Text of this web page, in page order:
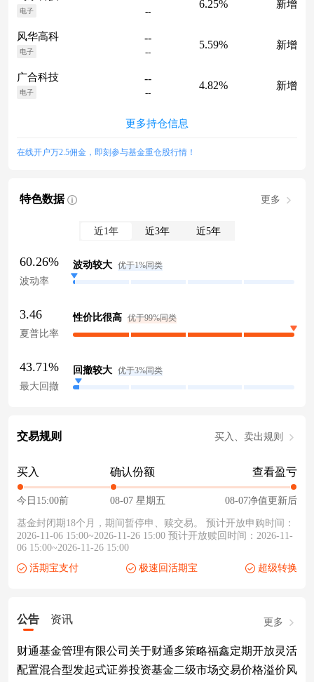
电子 --
6.25% 新增
风华高科
电子
--
--
5.59% 新增
广合科技
电子
--
--
4.82% 新增
更多持仓信息
在线开户万2.5佣金，即刻参与基金重仓股行情！
特色数据 更多
近1年 近3年 近5年
60.26%
波动率
波动较大 优于1%同类
3.46
夏普比率
性价比很高 优于99%同类
43.71%
最大回撤
回撤较大 优于3%同类
交易规则 买入、卖出规则
买入
今日15:00前
确认份额
08-07 星期五
查看盈亏
08-07净值更新后
基金封闭期18个月，期间暂停申、赎交易。 预计开放申购时间：
2026-11-06 15:00~2026-11-26 15:00 预计开放赎回时间：2026-11-
06 15:00~2026-11-26 15:00
活期宝支付
极速回活期宝 超级转换
公告 资讯 更多
财通基金管理有限公司关于财通多策略福鑫定期开放灵活
配置混合型发起式证券投资基金二级市场交易价格溢价风